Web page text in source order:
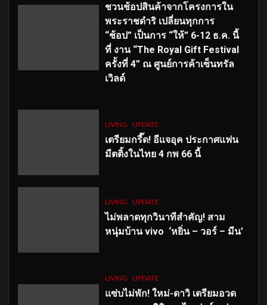
ชวนช้อปสินค้าจากโครงการใน
พระราชดำริ เปลี่ยนทุกการ
“ช้อป” เป็นการ “ให้” 6-12 ธ.ค. นี้
ที่ งาน “The Royal Gift Festival
ครั้งที่ 4” ณ ศูนย์การค้าเซ็นทรัล
เวิลด์
LIVING UPDATE
เตรียมกรี๊ด! อีแจอุค ประกาศแฟน
มีตติ้งในไทย 4 กพ 66 นี้
LIVING UPDATE
ไม่พลาดทุกวินาทีสำคัญ! สาม
หนุ่มบ้าน vivo ‘หยิ่น – วอร์ – มีน’
LIVING UPDATE
แซ่บไม่พัก! ใหม่-ดาวิ เตรียมอวด